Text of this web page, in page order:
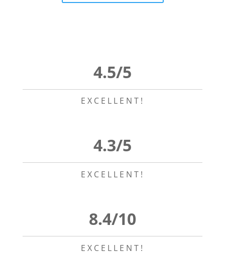
4.5/5
EXCELLENT!
4.3/5
EXCELLENT!
8.4/10
EXCELLENT!